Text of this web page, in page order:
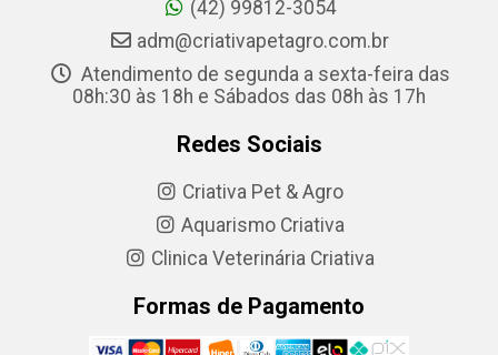
(42) 99812-3054
adm@criativapetagro.com.br
Atendimento de segunda a sexta-feira das
08h:30 às 18h e Sábados das 08h às 17h
Redes Sociais
Criativa Pet & Agro
Aquarismo Criativa
Clinica Veterinária Criativa
Formas de Pagamento